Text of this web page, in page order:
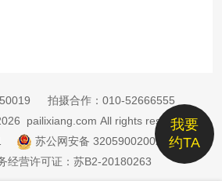
我要
约TA
拍摄合作： 010-52666555
pailixiang.com All rights reserved
苏公网安备 32059002002885号
经营许可证：苏B2-20180263